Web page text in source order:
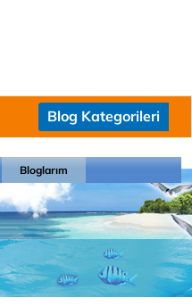
Blog Kategorileri
Bloglarım